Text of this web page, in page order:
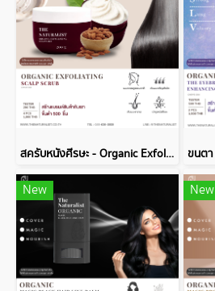
สครับหนังศีรษะ - Organic Exfoliating Scalp Scrub
New New